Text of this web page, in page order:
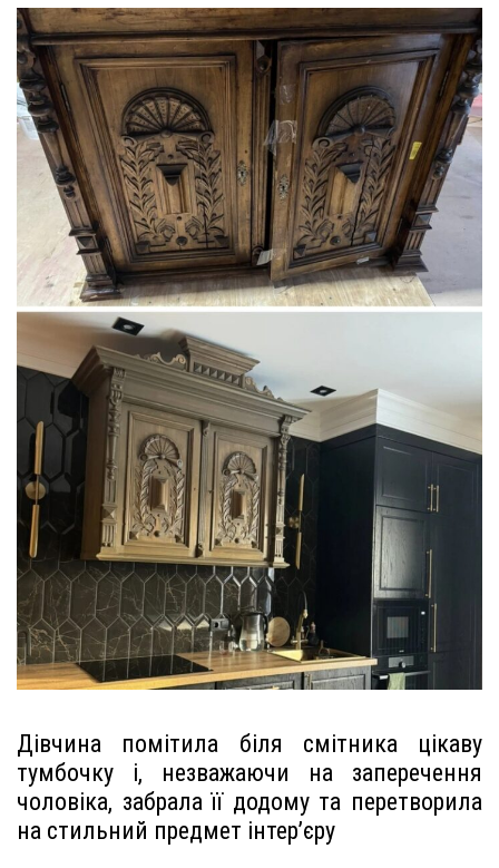
Дівчина помітила біля смітника цікаву
тумбочку і, незважаючи на заперечення
чоловіка, забрала її додому та перетворила
на стильний предмет інтер’єру